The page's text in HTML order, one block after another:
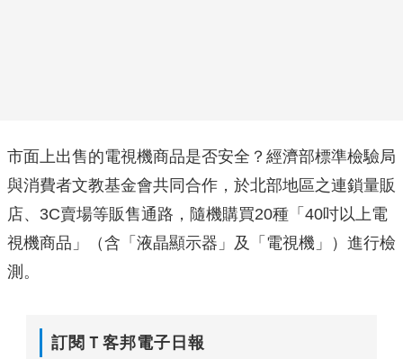
市面上出售的電視機商品是否安全？經濟部標準檢驗局
與消費者文教基金會共同合作，於北部地區之連鎖量販
店、3C賣場等販售通路，隨機購買20種「40吋以上電
視機商品」（含「液晶顯示器」及「電視機」）進行檢
測。
訂閱Ｔ客邦電子日報